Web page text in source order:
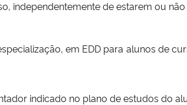
independentemente de estarem ou
em EDD para alunos de
indicado no plano de estudos do